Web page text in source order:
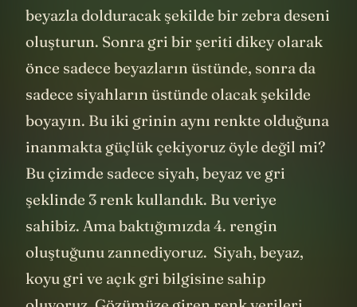
beyazla dolduracak şekilde bir zebra deseni
oluşturun. Sonra gri bir şeriti dikey olarak
önce sadece beyazların üstünde, sonra da
sadece siyahların üstünde olacak şekilde
boyayın. Bu iki grinin aynı renkte olduğuna
inanmakta güçlük çekiyoruz öyle değil mi?
Bu çizimde sadece siyah, beyaz ve gri
şeklinde 3 renk kullandık. Bu veriye
sahibiz. Ama baktığımızda 4. rengin
oluştuğunu zannediyoruz. Siyah, beyaz,
koyu gri ve açık gri bilgisine sahip